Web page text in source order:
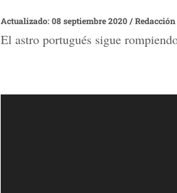
Actualizado: 08 septiembre 2020/Redacción
El astro portugués sigue